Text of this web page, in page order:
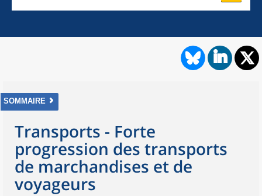
SOMMAIRE
Transports - Forte
progression des transports
de marchandises et de
voyageurs